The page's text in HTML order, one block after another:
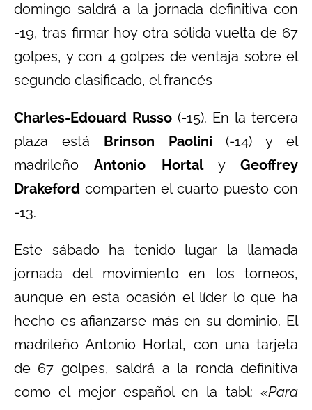
domingo saldrá a la jornada definitiva con
-19, tras firmar hoy otra sólida vuelta de 67
golpes, y con 4 golpes de ventaja sobre el
segundo clasificado, el francés
Charles-Edouard Russo (-15). En la tercera
plaza está Brinson Paolini (-14) y el
madrileñoAntonio Hortal y Geoffrey
Drakeford comparten el cuarto puesto con
-13.
Este sábado ha tenido lugar la llamada
jornada del movimiento en los torneos,
aunque en esta ocasión el líder lo que ha
hecho es afianzarse más en su dominio. El
madrileño Antonio Hortal, con una tarjeta
de 67 golpes, saldrá a la ronda definitiva
como el mejor español en la tabl: «Para